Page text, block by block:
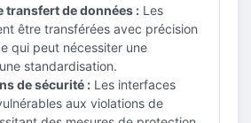
transfert de données : Les
être transférées avec précision
qui peut nécessiter une
standardisation.
de sécurité : Les interfaces
aux violations de